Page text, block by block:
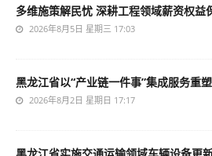
多维施策解民忧 深耕工程领域薪资权益
2026年8月5日 星期三 17:03
黑龙江省以“产业链一件事”集成服务重
2026年8月2日 星期日 17:17